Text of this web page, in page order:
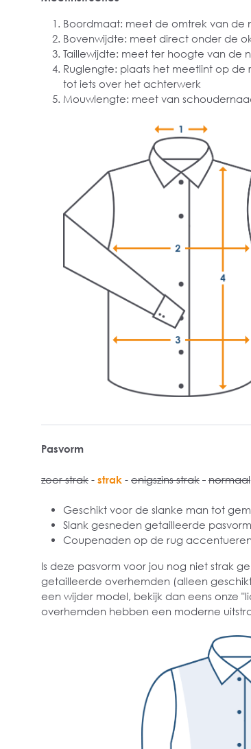
Boordmaat: meet de omtrek van de
Bovenwijdte: meet direct onder de
Taillewijdte: meet ter hoogte van de
Ruglengte: plaats het meetlint op
tot iets over het achterwerk
Mouwlengte: meet van
Pasvorm
zeer strak - strak - enigszins strak - normaal
Geschikt voor de slanke man tot
Slank gesneden getailleerde pasvorm
Coupenaden op de rug
Is deze pasvorm voor jou nog niet strak
getailleerde overhemden (alleen
een wijder model, bekijk dan eens onze
overhemden hebben een moderne